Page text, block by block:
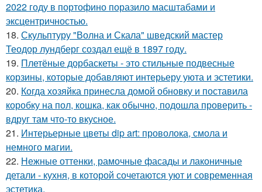
2022 году в портофино поразило масштабами и
эксцентричностью.
18. Скульптуру "Волна и Скала" шведский мастер
Теодор лундберг создал ещё в 1897 году.
19. Плетёные дорбаскеты - это стильные подвесные
корзины, которые добавляют интерьеру уюта и эстетики.
20. Когда хозяйка принесла домой обновку и поставила
коробку на пол, кошка, как обычно, подошла проверить -
вдруг там что-то вкусное.
21. Интерьерные цветы dip art: проволока, смола и
немного магии.
22. Нежные оттенки, рамочные фасады и лаконичные
детали - кухня, в которой сочетаются уют и современная
эстетика.